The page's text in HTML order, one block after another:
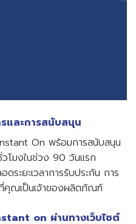
และการสนับสนุน
On พร้อมการสนับสนุน
โมงในช่วง 90 วันแรก
ระยะเวลาการรับประกัน การ
คุณเป็นเจ้าของผลิตภัณฑ์
on ผ่านทางเว็บไซต์